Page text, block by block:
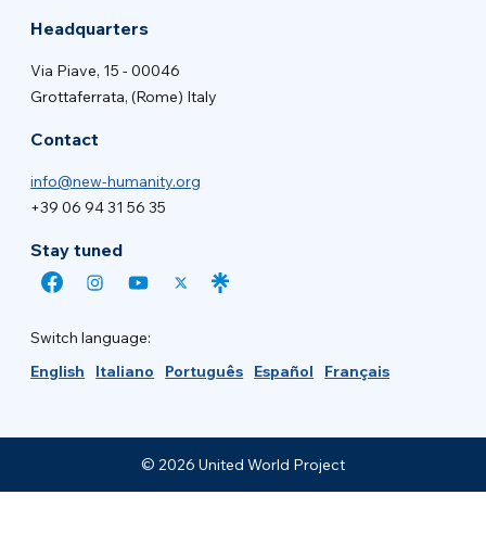
Headquarters
Via Piave, 15 - 00046
Grottaferrata, (Rome) Italy
Contact
info@new-humanity.org
+39 06 94 31 56 35
Stay tuned
Switch language:
English
Italiano Português Español Français
© 2026 United World Project